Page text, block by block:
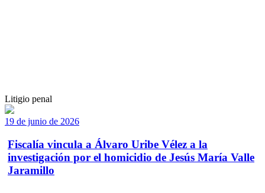
Litigio penal
19 de junio de 2026
Fiscalía vincula a Álvaro Uribe Vélez a la
investigación por el homicidio de Jesús María Valle
Jaramillo